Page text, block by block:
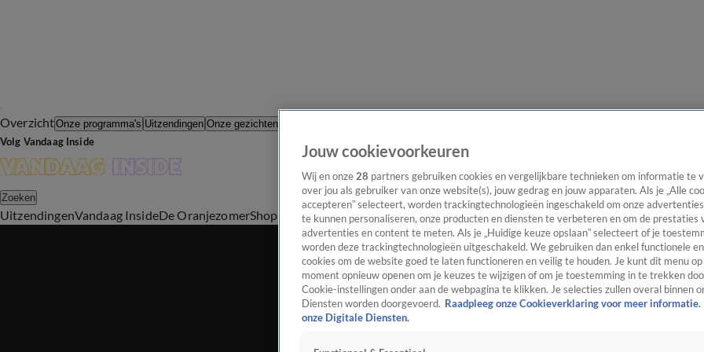
OverzichtOnze programma's Uitzendingen Onze gezichten
Volg Vandaag Inside
Zoeken
UitzendingenVandaag InsideDe OranjezomerShop Uitzending bijwonen
Jouw cookievoorkeuren
Wij en onze 28 partners gebruiken cookies en vergelijkbare technieken om informatie te
over jou als gebruiker van onze website(s), jouw gedrag en jouw apparaten. Als je „Alle
accepteren” selecteert, worden trackingtechnologieën ingeschakeld om onze
te kunnen personaliseren, onze producten en diensten te verbeteren en om de prestaties
advertenties en content te meten. Als je „Huidige keuze opslaan” selecteert of je
worden deze trackingtechnologieën uitgeschakeld. We gebruiken dan enkel functionele
cookies om de website goed te laten functioneren en veilig te houden. Je kunt dit menu
moment opnieuw openen om je keuzes te wijzigen of om je toestemming in te trekken
Cookie-instellingen onder aan de webpagina te klikken. Je selecties zullen overal binnen
Diensten worden doorgevoerd. Raadpleeg onze Cookieverklaring voor meer informatie.
onze Digitale Diensten.